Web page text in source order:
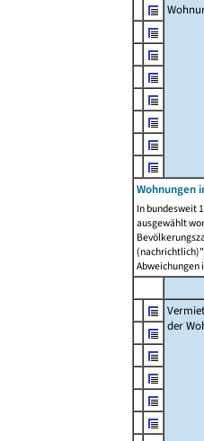
Wohnungen
In bundesweit
ausgewählt
Abweichungen
der